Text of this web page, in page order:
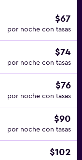
$67
por noche con tasas
$74
por noche con tasas
$76
por noche con tasas
$90
por noche con tasas
$102